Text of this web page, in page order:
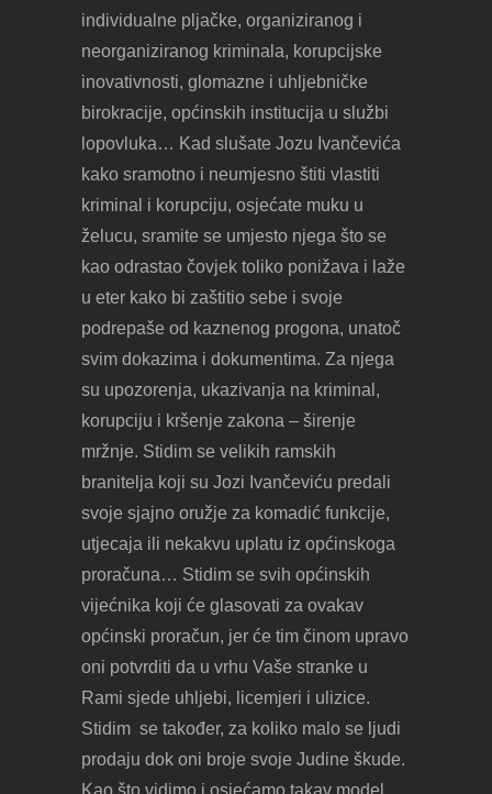
individualne pljačke, organiziranog i
neorganiziranog kriminala, korupcijske
inovativnosti, glomazne i uhljebničke
birokracije, općinskih institucija u službi
lopovluka… Kad slušate Jozu Ivančevića
kako sramotno i neumjesno štiti vlastiti
kriminal i korupciju, osjećate muku u
želucu, sramite se umjesto njega što se
kao odrastao čovjek toliko ponižava i laže
u eter kako bi zaštitio sebe i svoje
podrepaše od kaznenog progona, unatoč
svim dokazima i dokumentima. Za njega
su upozorenja, ukazivanja na kriminal,
korupciju i kršenje zakona – širenje
mržnje. Stidim se velikih ramskih
branitelja koji su Jozi Ivančeviću predali
svoje sjajno oružje za komadić funkcije,
utjecaja ili nekakvu uplatu iz općinskoga
proračuna… Stidim se svih općinskih
vijećnika koji će glasovati za ovakav
općinski proračun, jer će tim činom upravo
oni potvrditi da u vrhu Vaše stranke u
Rami sjede uhljebi, licemjeri i ulizice.
Stidim se također, za koliko malo se ljudi
prodaju dok oni broje svoje Judine škude.
Kao što vidimo i osjećamo takav model